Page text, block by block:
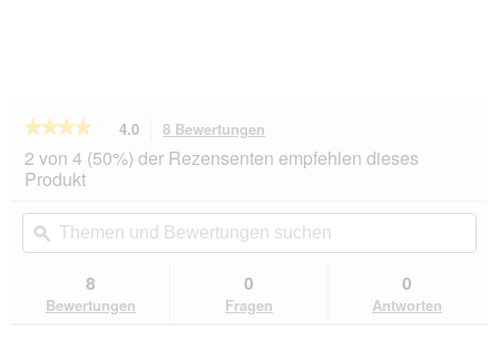
★★★★★
★★★★★
von
5
lesen
für
Bedding
Cosy
4.0 8 Bewertungen
dieser
Aktion
du
zu
den
2 von 4 (50%) der Rezensenten empfehlen dieses
Produkt
Themen
und
Bewertungen
ϙ
8
Bewertungen
0
Fragen
0
Antworten